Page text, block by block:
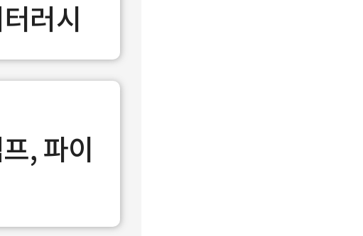
러시
, 파이